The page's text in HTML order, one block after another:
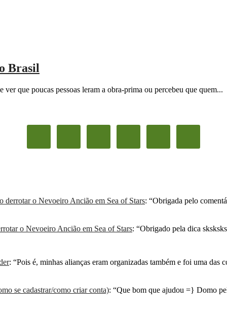
Brasil
que poucas pessoas leram a obra-prima ou percebeu que quem...
o Nevoeiro Ancião em Sea of Stars: “Obrigada pelo
o Nevoeiro Ancião em Sea of Stars: “Obrigado pela dica
: “Pois é, minhas alianças eram organizadas também e foi uma
se cadastrar/como criar conta): “Que bom que ajudou =} Domo